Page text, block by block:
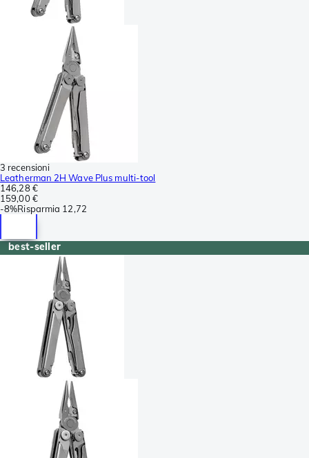
3 recensioni
Leatherman 2H Wave Plus multi-tool
146,28 €
159,00 €
-8%Risparmia 12,72
best-seller